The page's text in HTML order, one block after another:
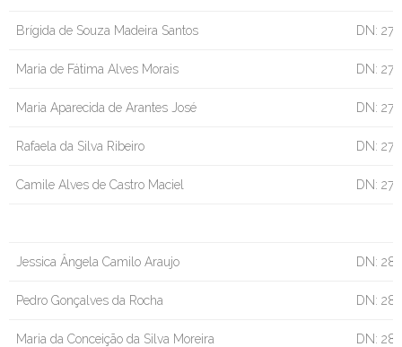
Brígida de Souza Madeira Santos DN:
Maria de Fátima Alves Morais DN:
Maria Aparecida de Arantes José DN:
Rafaela da Silva Ribeiro DN:
Camile Alves de Castro Maciel DN:
Jessica Ângela Camilo Araujo DN:
Pedro Gonçalves da Rocha DN:
Maria da Conceição da Silva Moreira DN: